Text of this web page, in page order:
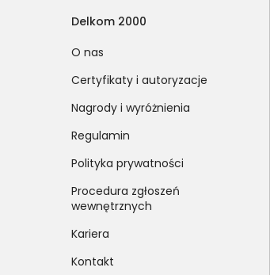
Delkom 2000
O nas
Certyfikaty i autoryzacje
Nagrody i wyróżnienia
Regulamin
Polityka prywatności
Procedura zgłoszeń
wewnętrznych
Kariera
Kontakt